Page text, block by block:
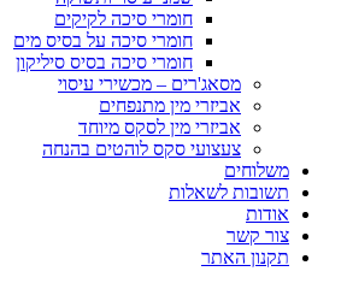
חומרי סיכה לקיקים
חומרי סיכה על בסיס מים
חומרי סיכה בסיס סיליקון
מסאג'רים – מכשירי עיסוי
אביזרי מין מתנפחים
אביזרי מין לסקס מיוחד
צעצועי סקס לוהטים בהנחה
משלוחים
תשובות לשאלות
אודות
צור קשר
תקנון האתר